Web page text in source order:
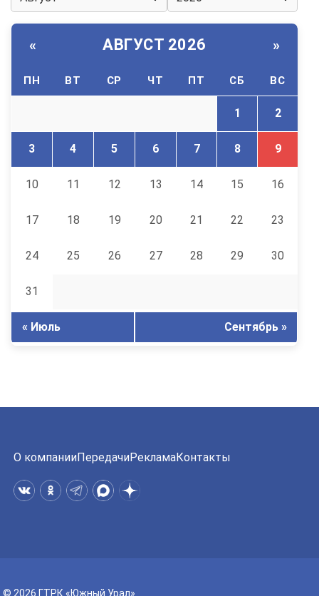
« АВГУСТ 2026 »
ПН ВТ СР ЧТ ПТ СБ ВС
1 2
3 4 5 6 7 8 9
10 11 12 13 14 15 16
17 18 19 20 21 22 23
24 25 26 27 28 29 30
31
« Июль Сентябрь »
О компанииПередачиРекламаКонтакты
© 2026 ГТРК «Южный Урал»